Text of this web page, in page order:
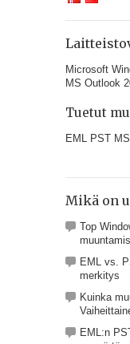
Microsoft
MS Outlook
Tuetut
EML PST
Mikä on
Top
EML vs.
merkitys
Kuinka
EML:n